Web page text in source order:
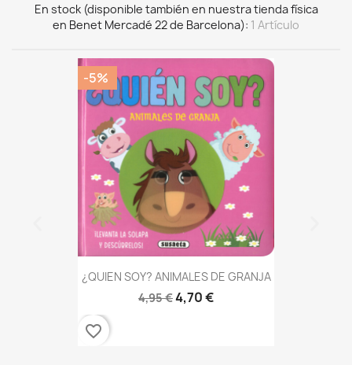
En stock (disponible también en nuestra tienda física
en Benet Mercadé 22 de Barcelona) 1 Artículo
¿QUIEN SOY? ANIMALES DE GRANJA
4,95 €4,70 €
-5%
favorite_border